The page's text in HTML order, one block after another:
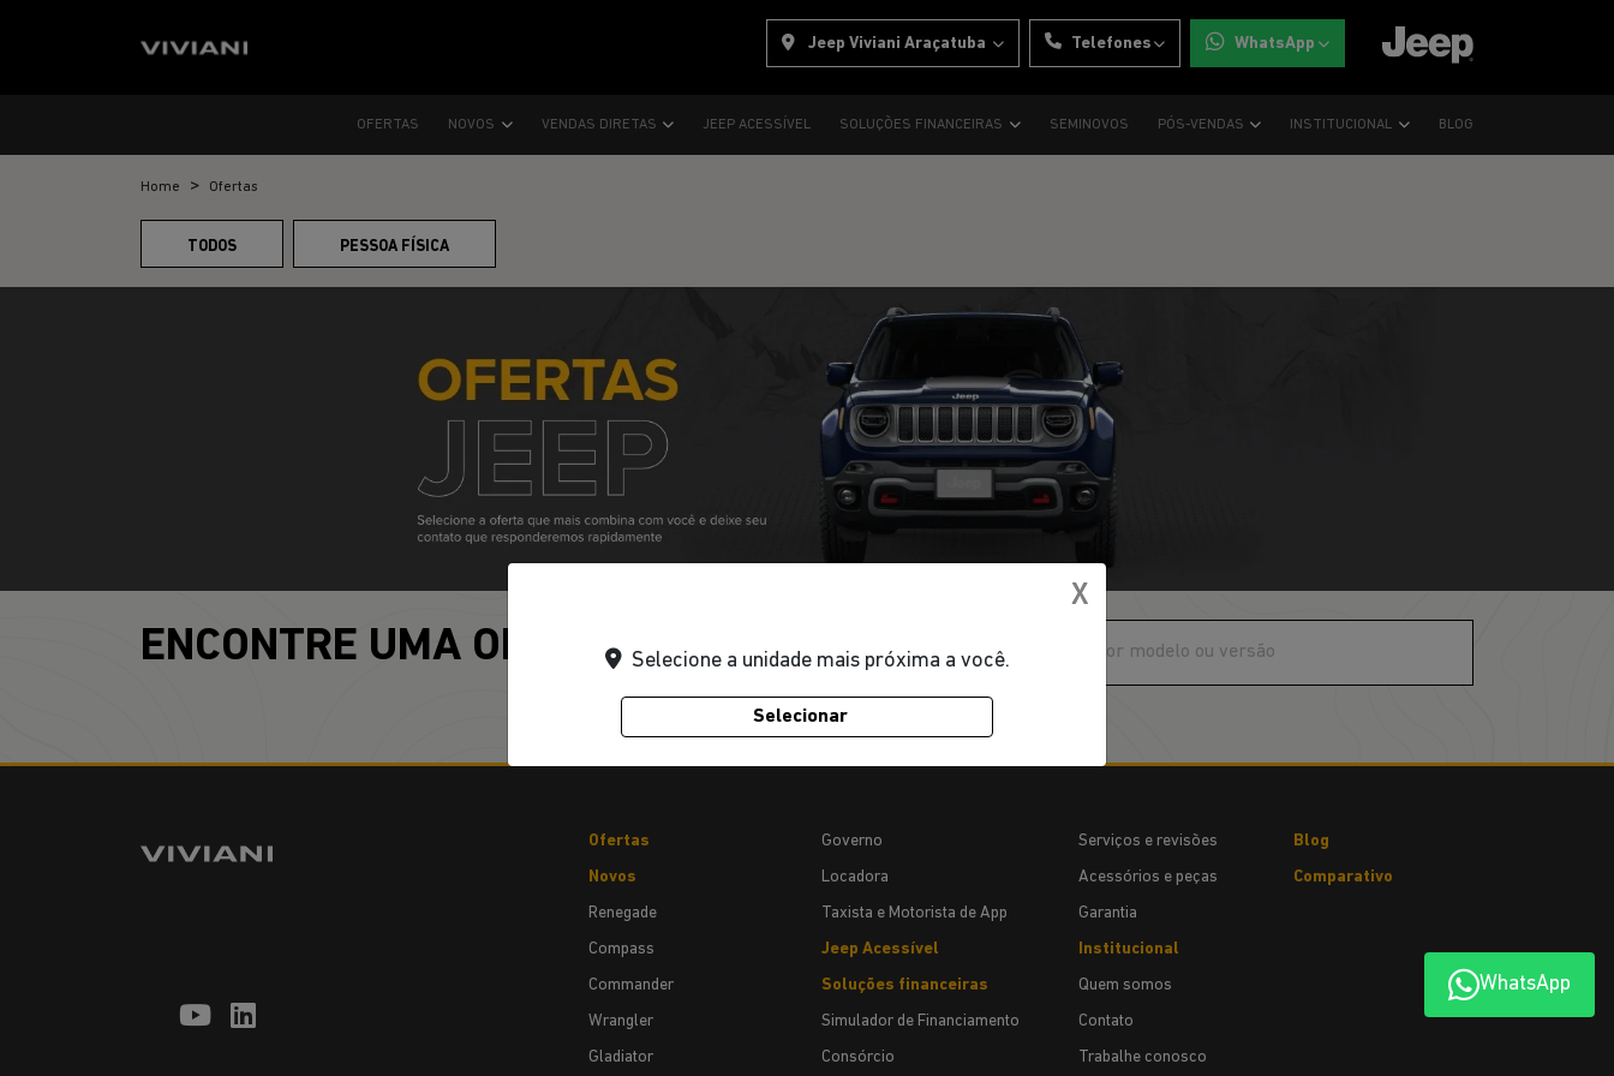
Jeep Viviani Araçatuba Telefones WhatsApp
OFERTAS NOVOS VENDAS DIRETAS JEEP ACESSÍVEL SOLUÇÕES FINANCEIRAS SEMINOVOS PÓS-VENDAS INSTITUCIONAL BLOG
Home Ofertas
TODOS PESSOA FÍSICA
ENCONTRE UMA OFERTA
WhatsApp
Ofertas
Novos
Renegade
Compass
Commander
Wrangler
Gladiator
Governo
Locadora
Taxista e Motorista de App
Jeep Acessível
Soluções financeiras
Simulador de Financiamento
Consórcio
Serviços e revisões
Acessórios e peças
Garantia
Institucional
Quem somos
Contato
Trabalhe conosco
Blog
Comparativo
X
Selecione a unidade mais próxima a você.
Selecionar